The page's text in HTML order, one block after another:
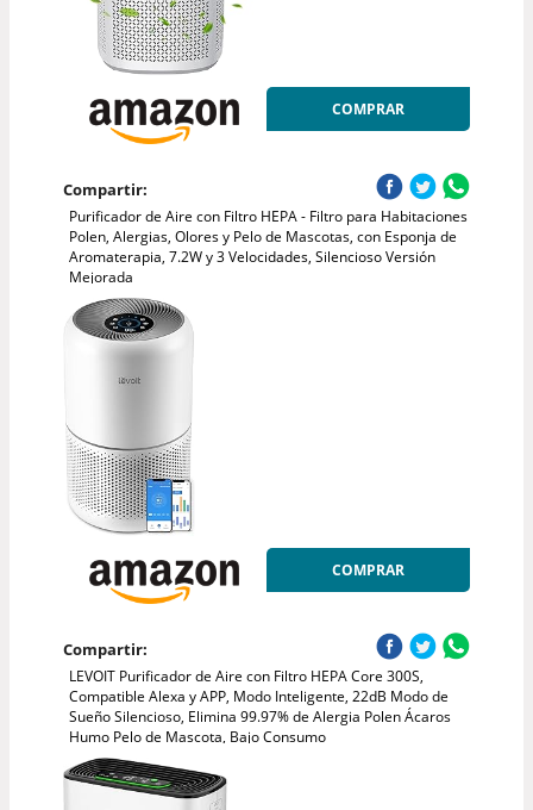
COMPRAR
Compartir:
Purificador de Aire con Filtro HEPA - Filtro para Habitaciones
Polen, Alergias, Olores y Pelo de Mascotas, con Esponja de
Aromaterapia, 7.2W y 3 Velocidades, Silencioso Versión
Mejorada
COMPRAR
Compartir:
LEVOIT Purificador de Aire con Filtro HEPA Core 300S,
Compatible Alexa y APP, Modo Inteligente, 22dB Modo de
Sueño Silencioso, Elimina 99.97% de Alergia Polen Ácaros
Humo Pelo de Mascota, Bajo Consumo